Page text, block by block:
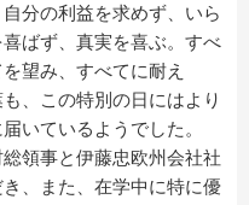
分の利益を求めず、いら
ばず、真実を喜ぶ。すべ
望み、すべてに耐え
、この特別の日にはより
いているようでした。
領事と伊藤忠欧州会社社
、また、在学中に特に優